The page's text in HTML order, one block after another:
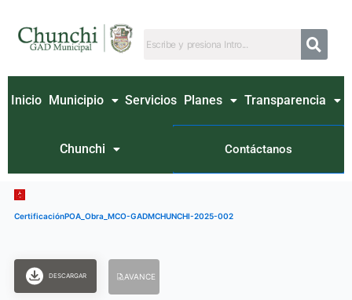
contenido
Inicio Municipio Servicios Planes Transparencia
Chunchi Contáctanos
CertificaciónPOA_Obra_MCO-GADMCHUNCHI-2025-002
DESCARGAR AVANCE